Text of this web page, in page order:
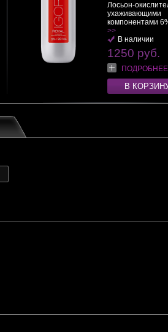
Лосьон-
ухаживающими
компонентами
>>
В наличии
1250 руб.
ПОДРОБНЕЕ
В